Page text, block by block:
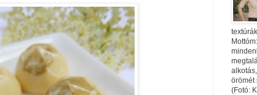
örömét
(Fotó: